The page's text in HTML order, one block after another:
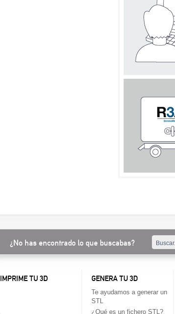
¿No has encontrado lo que buscabas?
IMPRIME TU 3D GENERA TU 3D
Te ayudamos a generar un
STL
¿Qué es un fichero STL?